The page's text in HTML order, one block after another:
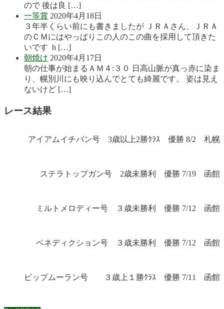
ので 後は良 […]
一等賞 2020年4月18日
３年半くらい前にも書きましたが ＪＲＡさん、ＪＲＡ
のＣＭにはやっぱりこの人のこの曲を採用して頂きた
いです h […]
朝焼け 2020年4月17日
朝の仕事が始まるＡＭ４:３０ 日高山脈が真っ赤に染ま
り、幌別川にも映り込んでとても綺麗です。 姿は見え
ないけど […]
レース結果
アイアムイチバン号 3歳以上2勝ｸﾗｽ 優勝 8/2 札幌
ステラトップガン号 2歳未勝利 優勝 7/19 函館
ミルトメロディー号 ３歳未勝利 優勝 7/12 函館
ベネディクション号 ３歳未勝利 優勝 7/12 函館
ビップムーラン号 ３歳上１勝ｸﾗｽ 優勝 7/11 函館